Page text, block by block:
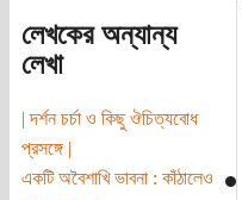
লেখকের অন্যান্য
লেখা
| দর্শন চর্চা ও কিছু ঔচিত্যবোধ
প্রসঙ্গে |
একটি অবৈশাখি ভাবনা : কাঁঠালেও